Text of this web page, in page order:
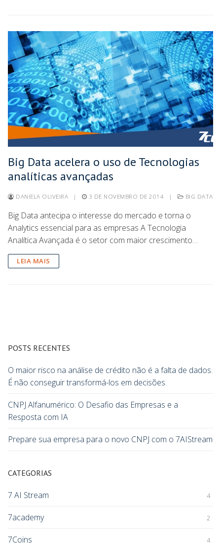
Big Data acelera o uso de Tecnologias
analíticas avançadas
DANIELA OLIVEIRA | 3 DE NOVEMBRO DE 2014 | BIG DATA
Big Data antecipa o interesse do mercado e torna o
Analytics essencial para as empresas A Tecnologia
Analítica Avançada é o setor com maior crescimento…
LEIA MAIS
POSTS RECENTES
O maior risco na análise de crédito não é a falta de dados.
É não conseguir transformá-los em decisões.
CNPJ Alfanumérico: O Desafio das Empresas e a
Resposta com IA
Prepare sua empresa para o novo CNPJ com o 7AIStream
CATEGORIAS
7 AI Stream 4
7academy 2
7Coins 4